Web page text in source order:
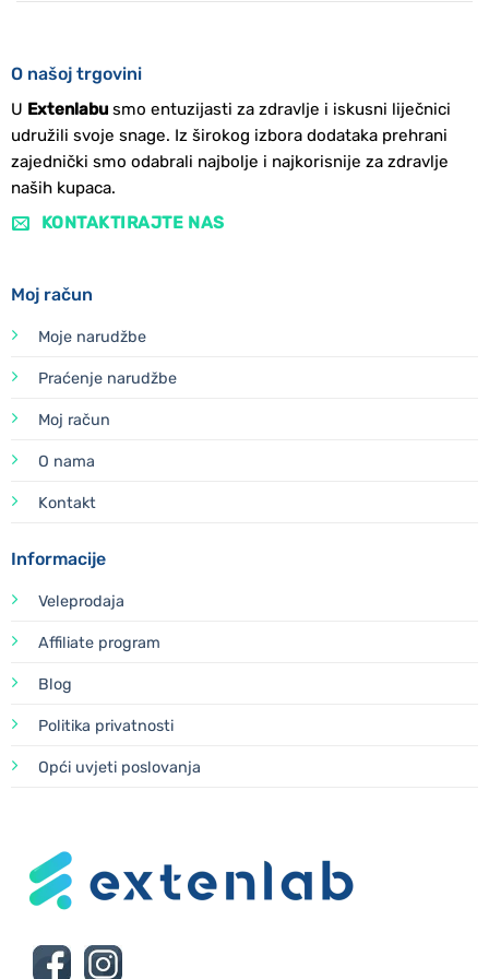
O našoj trgovini
U Extenlabusmo entuzijasti za zdravlje i iskusni liječnici
udružili svoje snage. Iz širokog izbora dodataka prehrani
zajednički smo odabrali najbolje i najkorisnije za zdravlje
naših kupaca.
KONTAKTIRAJTE NAS
Moj račun
Moje narudžbe
Praćenje narudžbe
Moj račun
O nama
Kontakt
Informacije
Veleprodaja
Affiliate program
Blog
Politika privatnosti
Opći uvjeti poslovanja